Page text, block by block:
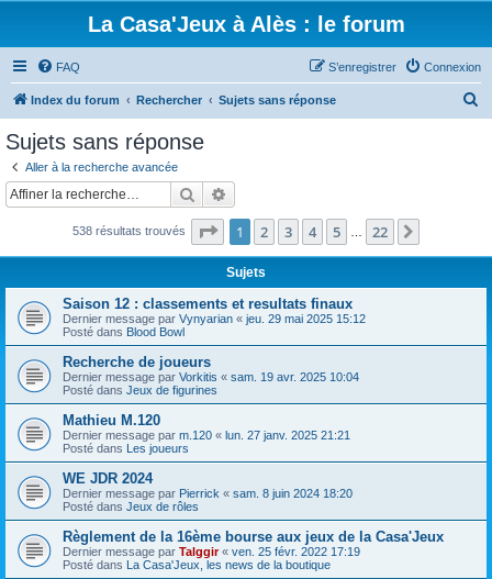
La Casa'Jeux à Alès : le forum
FAQ Connexion
S’enregistrer
Index du forum Rechercher Sujets sans réponse
c
Sujets sans réponse
Aller à la recherche avancée
Rechercher
538 résultats trouvés Page 1sur22
1 2 3 4 5 22
Sujets
Saison 12 : classements et resultats finaux
Dernier message par Vynyarian « jeu. 29 mai 2025 15:12
Posté dans Blood Bowl
Recherche de joueurs
Dernier message par Vorkitis « sam. 19 avr. 2025 10:04
Posté dans Jeux de figurines
Mathieu M.120
Dernier message par m.120 « lun. 27 janv. 2025 21:21
Posté dans Les joueurs
WE JDR 2024
Dernier message par Pierrick « sam. 8 juin 2024 18:20
Posté dans Jeux de rôles
Règlement de la 16ème bourse aux jeux de la Casa'Jeux
Dernier message par Talggir« ven. 25 févr. 2022 17:19
Posté dans La Casa'Jeux, les news de la boutique